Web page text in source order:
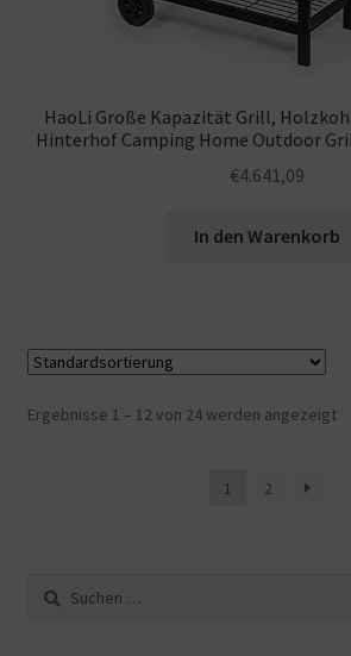
HaoLi Große Kapazität Grill,
Hinterhof Camping Home Outdoor
€4.641,09
In den Warenkorb
Ergebnisse 1 – 12 von 24 werden angezeigt
1 2
Suche
nach: